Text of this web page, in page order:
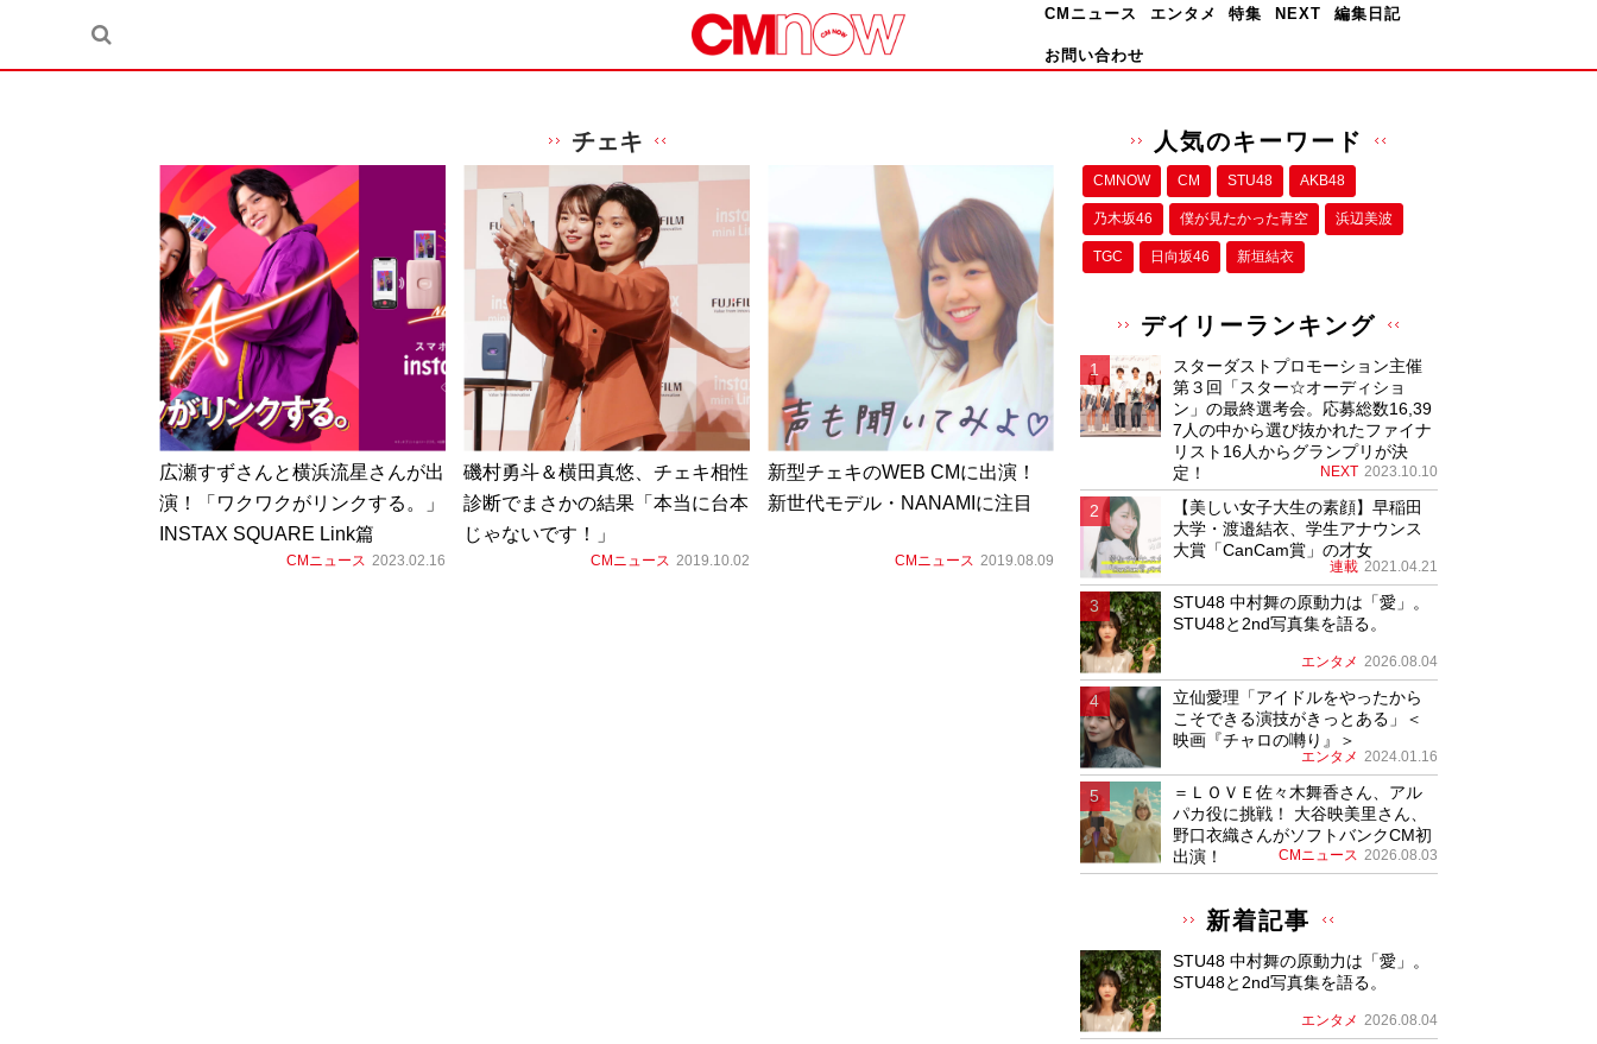
CMニュース エンタメ 特集 NEXT 編集日記
お問い合わせ
チェキ
広瀬すずさんと横浜流星さんが出
演！「ワクワクがリンクする。」
INSTAX SQUARE Link篇
CMニュース 2023.02.16
磯村勇斗＆横田真悠、チェキ相性
診断でまさかの結果「本当に台本
じゃないです！」
CMニュース 2019.10.02
新型チェキのWEB CMに出演！
新世代モデル・NANAMIに注目
CMニュース 2019.08.09
人気のキーワード
CMNOW CM STU48 AKB48
乃木坂46 僕が⾒たかった⻘空 浜辺美波
TGC 日向坂46 新垣結衣
デイリーランキング
スターダストプロモーション主催
第３回「スター☆オーディショ
ン」の最終選考会。応募総数16,39
7人の中から選び抜かれたファイナ
リスト16人からグランプリが決
定！
NEXT 2023.10.10
【美しい女子大生の素顔】早稲田
大学・渡邉結衣、学生アナウンス
大賞「CanCam賞」の才女
連載 2021.04.21
STU48 中村舞の原動力は「愛」。
STU48と2nd写真集を語る。
エンタメ 2026.08.04
立仙愛理「アイドルをやったから
こそできる演技がきっとある」＜
映画『チャロの囀り』＞
エンタメ 2024.01.16
＝ＬＯＶＥ佐々木舞香さん、アル
パカ役に挑戦！ 大谷映美里さん、
野口衣織さんがソフトバンクCM初
出演！
CMニュース 2026.08.03
新着記事
STU48 中村舞の原動力は「愛」。
STU48と2nd写真集を語る。
エンタメ 2026.08.04